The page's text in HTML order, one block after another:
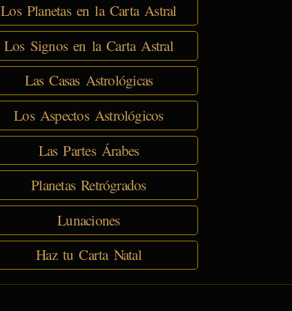
Los Planetas en la Carta Astral
Los Signos en la Carta Astral
Las Casas Astrológicas
Los Aspectos Astrológicos
Las Partes Árabes
Planetas Retrógrados
Lunaciones
Haz tu Carta Natal